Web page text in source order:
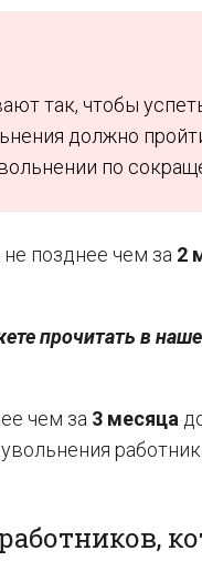
так, чтобы
должно
по
позднее чем за 2
прочитать в
чем за 3 месяца